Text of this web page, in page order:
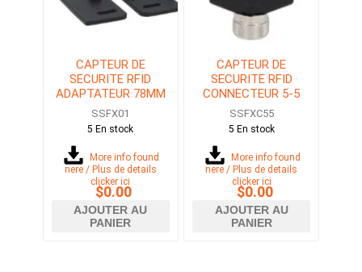
CAPTEUR DE
SECURITE RFID
ADAPTATEUR 78MM
SSFX01
5 En stock
More info found
here / Plus de details
clicker ici
$0.00
AJOUTER AU
PANIER
CAPTEUR DE
SECURITE RFID
CONNECTEUR 5-5
BROCHES
SSFXC55
5 En stock
More info found
here / Plus de details
clicker ici
$0.00
AJOUTER AU
PANIER